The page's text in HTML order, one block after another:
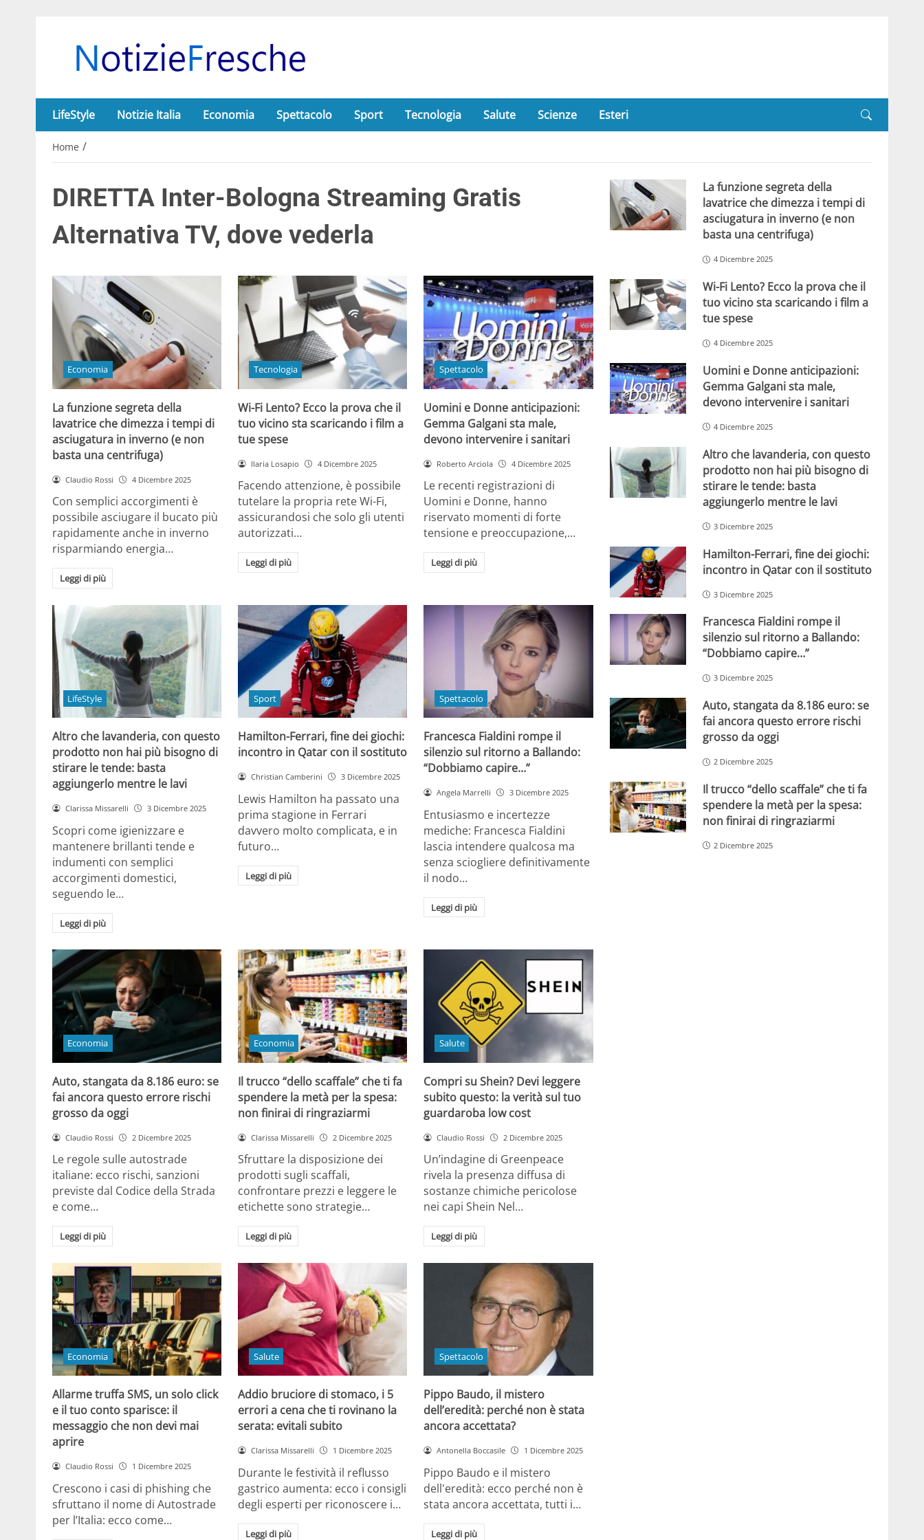
LifeStyle Notizie Italia Economia Spettacolo Sport Tecnologia Salute Scienze Esteri
Home /
DIRETTA Inter-Bologna Streaming Gratis
Alternativa TV, dove vederla
Economia
La funzione segreta della
lavatrice che dimezza i tempi di
asciugatura in inverno (e non
basta una centrifuga)
Claudio Rossi 4 Dicembre 2025
Con semplici accorgimenti è
possibile asciugare il bucato più
rapidamente anche in inverno
risparmiando energia…
Leggi di più
Tecnologia
Wi-Fi Lento? Ecco la prova che il
tuo vicino sta scaricando i film a
tue spese
Ilaria Losapio 4 Dicembre 2025
Facendo attenzione, è possibile
tutelare la propria rete Wi-Fi,
assicurandosi che solo gli utenti
autorizzati…
Leggi di più
Spettacolo
Uomini e Donne anticipazioni:
Gemma Galgani sta male,
devono intervenire i sanitari
Roberto Arciola 4 Dicembre 2025
Le recenti registrazioni di
Uomini e Donne, hanno
riservato momenti di forte
tensione e preoccupazione,…
Leggi di più
LifeStyle
Altro che lavanderia, con questo
prodotto non hai più bisogno di
stirare le tende: basta
aggiungerlo mentre le lavi
Clarissa Missarelli 3 Dicembre 2025
Scopri come igienizzare e
mantenere brillanti tende e
indumenti con semplici
accorgimenti domestici,
seguendo le…
Leggi di più
Sport
Hamilton-Ferrari, fine dei giochi:
incontro in Qatar con il sostituto
Christian Camberini 3 Dicembre 2025
Lewis Hamilton ha passato una
prima stagione in Ferrari
davvero molto complicata, e in
futuro…
Leggi di più
Spettacolo
Francesca Fialdini rompe il
silenzio sul ritorno a Ballando:
“Dobbiamo capire…”
Angela Marrelli 3 Dicembre 2025
Entusiasmo e incertezze
mediche: Francesca Fialdini
lascia intendere qualcosa ma
senza sciogliere definitivamente
il nodo…
Leggi di più
Economia
Auto, stangata da 8.186 euro: se
fai ancora questo errore rischi
grosso da oggi
Claudio Rossi 2 Dicembre 2025
Le regole sulle autostrade
italiane: ecco rischi, sanzioni
previste dal Codice della Strada
e come…
Leggi di più
Economia
Il trucco “dello scaffale” che ti fa
spendere la metà per la spesa:
non finirai di ringraziarmi
Clarissa Missarelli 2 Dicembre 2025
Sfruttare la disposizione dei
prodotti sugli scaffali,
confrontare prezzi e leggere le
etichette sono strategie…
Leggi di più
Salute
Compri su Shein? Devi leggere
subito questo: la verità sul tuo
guardaroba low cost
Claudio Rossi 2 Dicembre 2025
Un’indagine di Greenpeace
rivela la presenza diffusa di
sostanze chimiche pericolose
nei capi Shein Nel…
Leggi di più
Economia
Allarme truffa SMS, un solo click
e il tuo conto sparisce: il
messaggio che non devi mai
aprire
Claudio Rossi 1 Dicembre 2025
Crescono i casi di phishing che
sfruttano il nome di Autostrade
per l’Italia: ecco come…
Salute
Addio bruciore di stomaco, i 5
errori a cena che ti rovinano la
serata: evitali subito
Clarissa Missarelli 1 Dicembre 2025
Durante le festività il reflusso
gastrico aumenta: ecco i consigli
degli esperti per riconoscere i…
Leggi di più
Spettacolo
Pippo Baudo, il mistero
dell’eredità: perché non è stata
ancora accettata?
Antonella Boccasile 1 Dicembre 2025
Pippo Baudo e il mistero
dell'eredità: ecco perché non è
stata ancora accettata, tutti i…
Leggi di più
La funzione segreta della
lavatrice che dimezza i tempi di
asciugatura in inverno (e non
basta una centrifuga)
4 Dicembre 2025
Wi-Fi Lento? Ecco la prova che il
tuo vicino sta scaricando i film a
tue spese
4 Dicembre 2025
Uomini e Donne anticipazioni:
Gemma Galgani sta male,
devono intervenire i sanitari
4 Dicembre 2025
Altro che lavanderia, con questo
prodotto non hai più bisogno di
stirare le tende: basta
aggiungerlo mentre le lavi
3 Dicembre 2025
Hamilton-Ferrari, fine dei giochi:
incontro in Qatar con il sostituto
3 Dicembre 2025
Francesca Fialdini rompe il
silenzio sul ritorno a Ballando:
“Dobbiamo capire…”
3 Dicembre 2025
Auto, stangata da 8.186 euro: se
fai ancora questo errore rischi
grosso da oggi
2 Dicembre 2025
Il trucco “dello scaffale” che ti fa
spendere la metà per la spesa:
non finirai di ringraziarmi
2 Dicembre 2025